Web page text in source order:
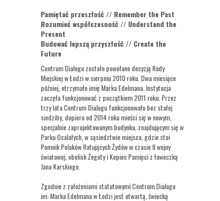
Pamiętać przeszłość // Remember the Past
Rozumieć współczesność // Understand the
Present
Budować lepszą przyszłość // Create the
Future
Centrum Dialogu zostało powołane decyzją Rady
Miejskiej w Łodzi w sierpniu 2010 roku. Dwa miesiące
później, otrzymało imię Marka Edelmana. Instytucja
zaczęła funkcjonować z początkiem 2011 roku. Przez
trzy lata Centrum Dialogu funkcjonowało bez stałej
siedziby, dopiero od 2014 roku mieści się w nowym,
specjalnie zaprojektowanym budynku, znajdującym się w
Parku Ocalałych, w sąsiedztwie miejsca, gdzie stoi
Pomnik Polaków Ratujących Żydów w czasie II wojny
światowej, obelisk Żegoty i Kopiec Pamięci z ławeczką
Jana Karskiego.
Zgodnie z założeniami statutowymi Centrum Dialogu
im. Marka Edelmana w Łodzi jest otwartą, świecką